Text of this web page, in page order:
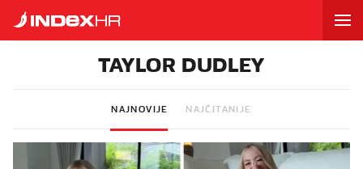
TAYLOR DUDLEY
NAJNOVIJE NAJČITANIJE